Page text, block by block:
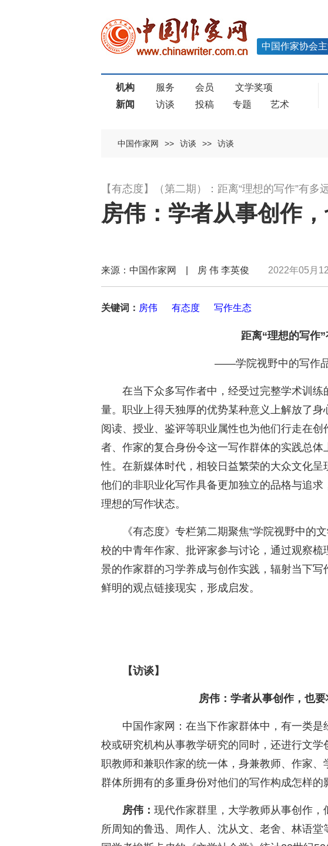
中国作家协会
机构 服务 会员
文学奖项
新闻
访谈 投稿 专题 艺术
中国作家网 >> 访谈 >> 访谈
【有态度】（第二期）：距离“理想的写作”有多
房伟：学者从事创作
来源：中国作家网 | 房 伟 李英俊 2022年05月
关键词： 房伟 有态度 写作生态
距离“理想的写作”
——学院视野中的写作
在当下众多写作者中，经受过完整学术训
量。职业上得天独厚的优势某种意义上解放了身
阅读、授业、鉴评等职业属性也为他们行走在
者、作家的复合身份令这一写作群体的实践总
性。在新媒体时代，相较日益繁荣的大众文化呈
他们的非职业化写作具备更加独立的品格与追
理想的写作状态。
《有态度》专栏第二期聚焦“学院视野中的
校的中青年作家、批评家参与讨论，通过观察
景的作家群的习学养成与创作实践，辐射当下
鲜明的观点链接现实，形成启发。
【访谈】
房伟：学者从事创作，也
中国作家网：在当下作家群体中，有一类
校或研究机构从事教学研究的同时，还进行文
职教师和兼职作家的统一体，身兼教师、作家
群体所拥有的多重身份对他们的写作构成怎样的
房伟： 现代作家群里，大学教师从事创作，
所周知的鲁迅、周作人、沈从文、老舍、林语